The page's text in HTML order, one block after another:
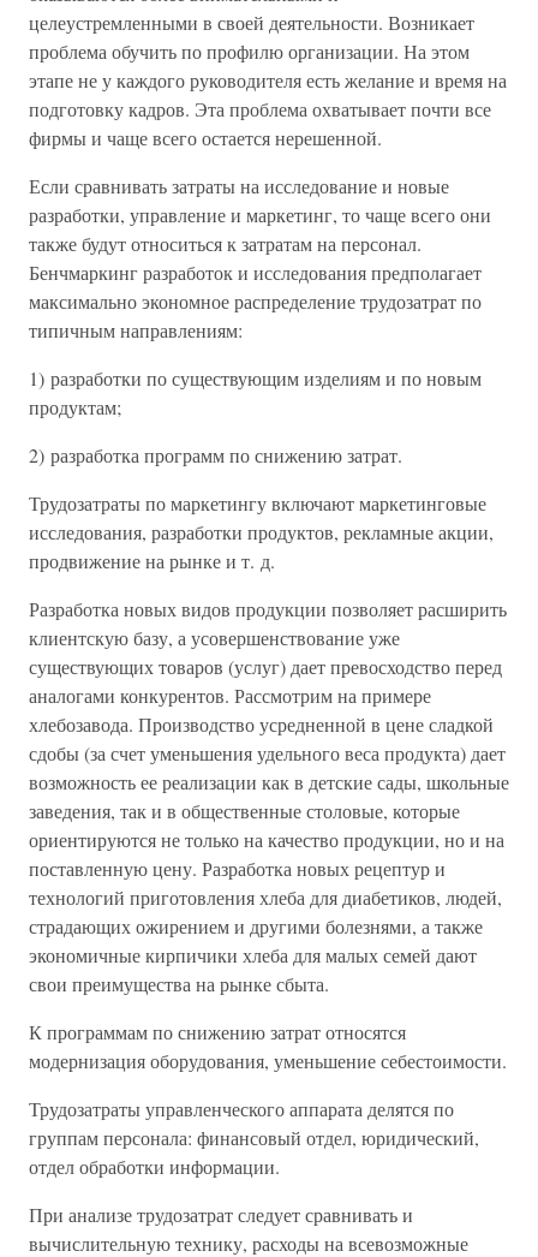
целеустремленными в своей деятельности. Возникает
проблема обучить по профилю организации. На этом
этапе не у каждого руководителя есть желание и время на
подготовку кадров. Эта проблема охватывает почти все
фирмы и чаще всего остается нерешенной.
Если сравнивать затраты на исследование и новые
разработки, управление и маркетинг, то чаще всего они
также будут относиться к затратам на персонал.
Бенчмаркинг разработок и исследования предполагает
максимально экономное распределение трудозатрат по
типичным направлениям:
1) разработки по существующим изделиям и по новым
продуктам;
2) разработка программ по снижению затрат.
Трудозатраты по маркетингу включают маркетинговые
исследования, разработки продуктов, рекламные акции,
продвижение на рынке и т. д.
Разработка новых видов продукции позволяет расширить
клиентскую базу, а усовершенствование уже
существующих товаров (услуг) дает превосходство перед
аналогами конкурентов. Рассмотрим на примере
хлебозавода. Производство усредненной в цене сладкой
сдобы (за счет уменьшения удельного веса продукта) дает
возможность ее реализации как в детские сады, школьные
заведения, так и в общественные столовые, которые
ориентируются не только на качество продукции, но и на
поставленную цену. Разработка новых рецептур и
технологий приготовления хлеба для диабетиков, людей,
страдающих ожирением и другими болезнями, а также
экономичные кирпичики хлеба для малых семей дают
свои преимущества на рынке сбыта.
К программам по снижению затрат относятся
модернизация оборудования, уменьшение себестоимости.
Трудозатраты управленческого аппарата делятся по
группам персонала: финансовый отдел, юридический,
отдел обработки информации.
При анализе трудозатрат следует сравнивать и
вычислительную технику, расходы на всевозможные